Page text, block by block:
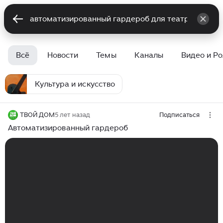
Всё Новости Темы Каналы Видео и
Культура и искусство
ТВОЙ ДОМ5 лет назад Подписаться
Автоматизированный гардероб